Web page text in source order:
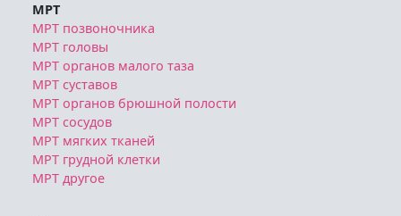
МРТ
МРТ позвоночника
МРТ головы
МРТ органов малого таза
МРТ суставов
МРТ органов брюшной полости
МРТ сосудов
МРТ мягких тканей
МРТ грудной клетки
МРТ другое